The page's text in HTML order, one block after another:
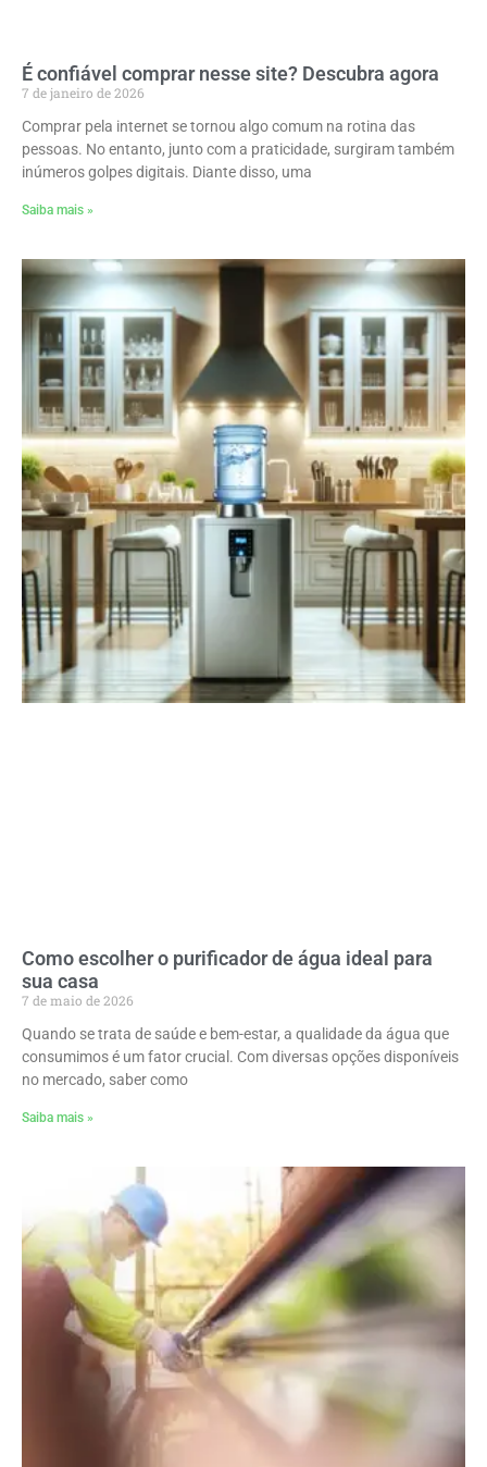
É confiável comprar nesse site? Descubra agora
7 de janeiro de 2026
Comprar pela internet se tornou algo comum na rotina das
pessoas. No entanto, junto com a praticidade, surgiram também
inúmeros golpes digitais. Diante disso, uma
Saiba mais »
Como escolher o purificador de água ideal para
sua casa
7 de maio de 2026
Quando se trata de saúde e bem-estar, a qualidade da água que
consumimos é um fator crucial. Com diversas opções disponíveis
no mercado, saber como
Saiba mais »